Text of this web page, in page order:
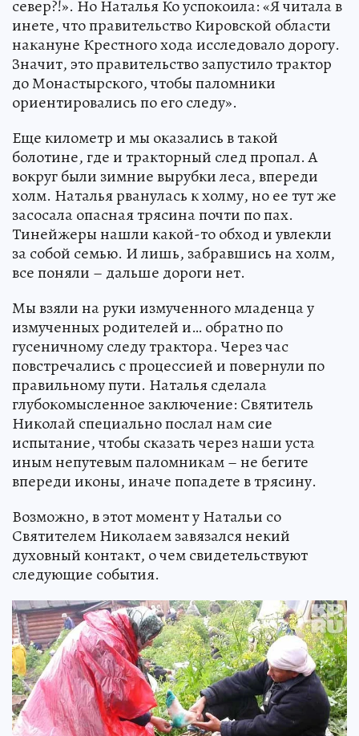
север?!». Но Наталья Ко успокоила: «Я читала в
инете, что правительство Кировской области
накануне Крестного хода исследовало дорогу.
Значит, это правительство запустило трактор
до Монастырского, чтобы паломники
ориентировались по его следу».
Еще километр и мы оказались в такой
болотине, где и тракторный след пропал. А
вокруг были зимние вырубки леса, впереди
холм. Наталья рванулась к холму, но ее тут же
засосала опасная трясина почти по пах.
Тинейжеры нашли какой-то обход и увлекли
за собой семью. И лишь, забравшись на холм,
все поняли – дальше дороги нет.
Мы взяли на руки измученного младенца у
измученных родителей и… обратно по
гусеничному следу трактора. Через час
повстречались с процессией и повернули по
правильному пути. Наталья сделала
глубокомысленное заключение: Святитель
Николай специально послал нам сие
испытание, чтобы сказать через наши уста
иным непутевым паломникам – не бегите
впереди иконы, иначе попадете в трясину.
Возможно, в этот момент у Натальи со
Святителем Николаем завязался некий
духовный контакт, о чем свидетельствуют
следующие события.